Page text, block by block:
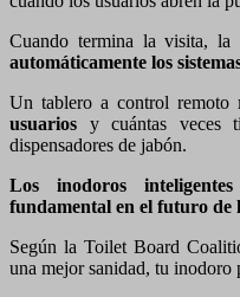
Cuando termina la visita, la
automáticamente los
Un tablero a control remoto
usuarios y cuántas veces
dispensadores de jabón.
Los inodoros
fundamental en el futuro de
Según la Toilet Board
una mejor sanidad, tu inodoro